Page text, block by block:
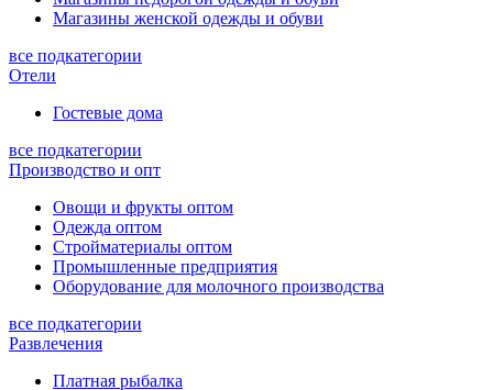
Магазины женской одежды и обуви
все подкатегории
Отели
Гостевые дома
все подкатегории
Производство и опт
Овощи и фрукты оптом
Одежда оптом
Стройматериалы оптом
Промышленные предприятия
Оборудование для молочного производства
все подкатегории
Развлечения
Платная рыбалка